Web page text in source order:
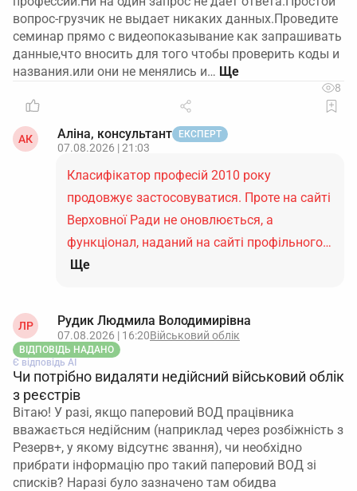
вопрос-грузчик не выдает никаких данных.Проведите
семинар прямо с видеопоказывание как запрашивать
данные,что вносить для того чтобы проверить коды и
названия.или они не менялись и…
8
АК Аліна, консультант ЕКСПЕРТ
07.08.2026 | 21:03
Класифікатор професій 2010 року
продовжує застосовуватися. Проте на сайті
Верховної Ради не оновлюється, а
функціонал, наданий на сайті профільного…
Ще
ЛР Рудик Людмила Володимирівна
07.08.2026 | 16:20Військовий облік
ВІДПОВІДЬ НАДАНО
Є відповідь АІ
Чи потрібно видаляти недійсний військовий облік
з реєстрів
Вітаю! У разі, якщо паперовий ВОД працівника
вважається недійсним (наприклад через розбіжність з
Резерв+, у якому відсутнє звання), чи необхідно
прибрати інформацію про такий паперовий ВОД зі
списків? Наразі було зазначено там обидва